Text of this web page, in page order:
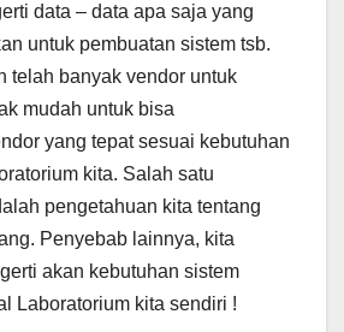
data – data apa saja yang
untuk pembuatan sistem tsb.
telah banyak vendor untuk
mudah untuk bisa
yang tepat sesuai kebutuhan
kita. Salah satu
pengetahuan kita tentang
Penyebab lainnya, kita
akan kebutuhan sistem
Laboratorium kita sendiri !